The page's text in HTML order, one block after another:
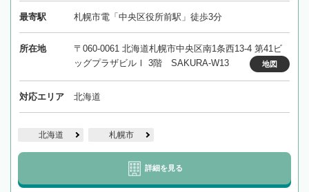
最寄駅 札幌市電「中央区役所前駅」徒歩3分
所在地
〒060-0061 北海道札幌市中央区南1条西13-4 第41ビ
ッグプラザビルⅠ 3階 SAKURA-W13
地図
対応エリア 北海道
北海道 札幌市
詳細を見る